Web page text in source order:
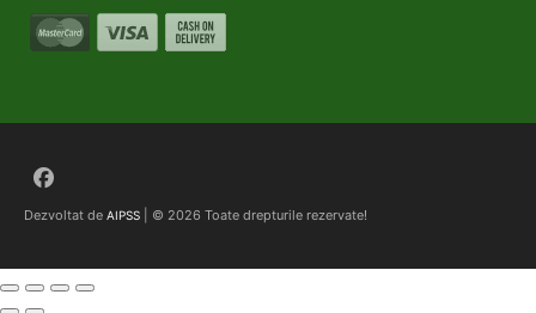
Follow on Facebook
Dezvoltat de AIPSS | © 2026 Toate drepturile rezervate!